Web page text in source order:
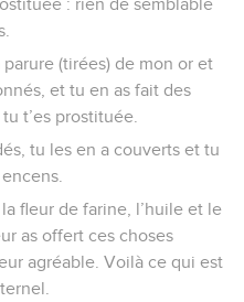
: rien de semblable
(tirées) de mon or et
et tu en as fait des
t’es prostituée.
tu les en a couverts et tu
fleur de farine, l’huile et le
as offert ces choses
agréable. Voilà ce qui est